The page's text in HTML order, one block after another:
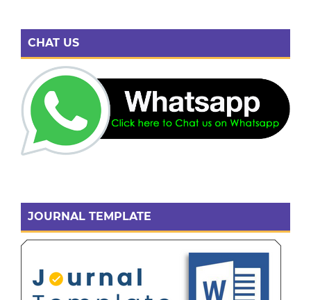
CHAT US
JOURNAL TEMPLATE